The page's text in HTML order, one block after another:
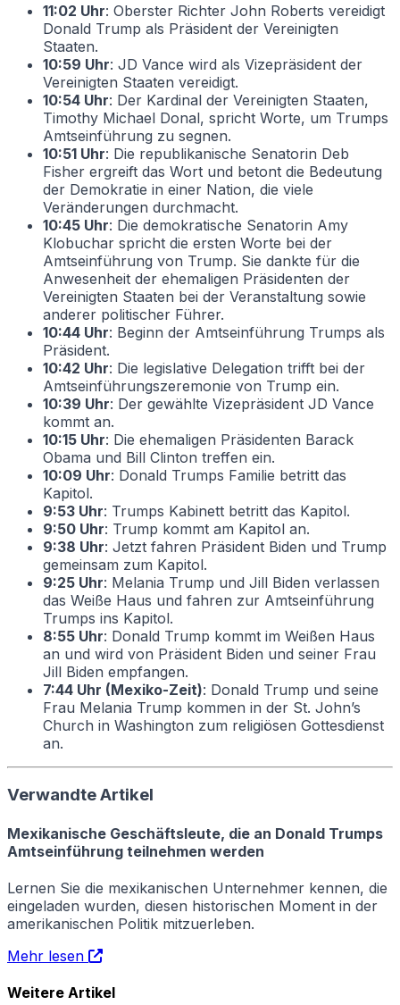
11:02 Uhr: Oberster Richter John Roberts vereidigt
Donald Trump als Präsident der Vereinigten
Staaten.
10:59 Uhr: JD Vance wird als Vizepräsident der
Vereinigten Staaten vereidigt.
10:54 Uhr: Der Kardinal der Vereinigten Staaten,
Timothy Michael Donal, spricht Worte, um Trumps
Amtseinführung zu segnen.
10:51 Uhr: Die republikanische Senatorin Deb
Fisher ergreift das Wort und betont die Bedeutung
der Demokratie in einer Nation, die viele
Veränderungen durchmacht.
10:45 Uhr: Die demokratische Senatorin Amy
Klobuchar spricht die ersten Worte bei der
Amtseinführung von Trump. Sie dankte für die
Anwesenheit der ehemaligen Präsidenten der
Vereinigten Staaten bei der Veranstaltung sowie
anderer politischer Führer.
10:44 Uhr: Beginn der Amtseinführung Trumps als
Präsident.
10:42 Uhr: Die legislative Delegation trifft bei der
Amtseinführungszeremonie von Trump ein.
10:39 Uhr: Der gewählte Vizepräsident JD Vance
kommt an.
10:15 Uhr: Die ehemaligen Präsidenten Barack
Obama und Bill Clinton treffen ein.
10:09 Uhr: Donald Trumps Familie betritt das
Kapitol.
9:53 Uhr: Trumps Kabinett betritt das Kapitol.
9:50 Uhr: Trump kommt am Kapitol an.
9:38 Uhr: Jetzt fahren Präsident Biden und Trump
gemeinsam zum Kapitol.
9:25 Uhr: Melania Trump und Jill Biden verlassen
das Weiße Haus und fahren zur Amtseinführung
Trumps ins Kapitol.
8:55 Uhr: Donald Trump kommt im Weißen Haus
an und wird von Präsident Biden und seiner Frau
Jill Biden empfangen.
7:44 Uhr (Mexiko-Zeit): Donald Trump und seine
Frau Melania Trump kommen in der St. John’s
Church in Washington zum religiösen Gottesdienst
an.
Verwandte Artikel
Mexikanische Geschäftsleute, die an Donald Trumps
Amtseinführung teilnehmen werden
Lernen Sie die mexikanischen Unternehmer kennen, die
eingeladen wurden, diesen historischen Moment in der
amerikanischen Politik mitzuerleben.
Mehr lesen
Weitere Artikel